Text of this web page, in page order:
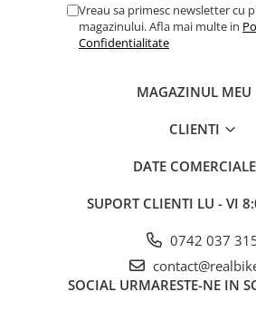
Vreau sa primesc newsletter cu
magazinului. Afla mai multe in
Confidentialitate
MAGAZINUL MEU
CLIENTI
DATE COMERCIALE
SUPORT CLIENTI LU - VI
0742 037
SOCIAL URMARESTE-NE IN